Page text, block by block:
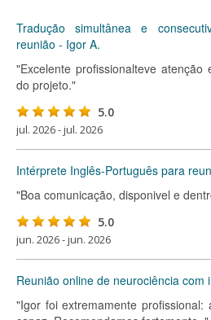
Tradução simultânea e
reunião - Igor A.
"Excelente profissionalteve
do projeto."
5.0
jul. 2026 - jul. 2026
Intérprete Inglês-Português para
"Boa comunicação, disponivel e
5.0
jun. 2026 - jun. 2026
Reunião online de neurociência com
"Igor foi extremamente profissional: